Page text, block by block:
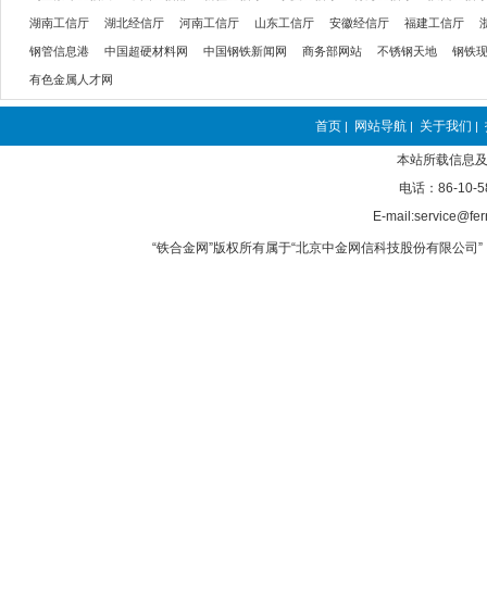
湖南工信厅 湖北经信厅 河南工信厅 山东工信厅 安徽经信厅 福建工信厅
钢管信息港 中国超硬材料网 中国钢铁新闻网 商务部网站 不锈钢天地 钢铁
有色金属人才网
首页 | 网站导航 | 关于我们 |
本站所载信息
电话：86-10-
E-
“铁合金网”版权所有属于“北京中金网信科技股份有限公司